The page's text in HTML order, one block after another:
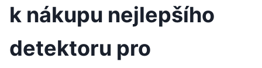
k nákupu nejlepšího
detektoru pro